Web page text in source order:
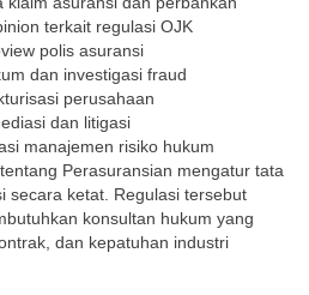
terkait regulasi OJK
polis asuransi
dan investigasi fraud
perusahaan
dan litigasi
manajemen risiko hukum
Perasuransian mengatur tata
secara ketat. Regulasi tersebut
konsultan hukum yang
dan kepatuhan industri